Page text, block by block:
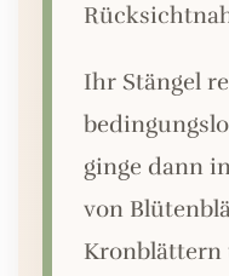
Ihr Stängel
ginge dann
von
Kronblättern